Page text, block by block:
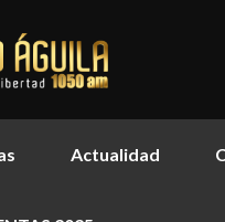
Actualidad